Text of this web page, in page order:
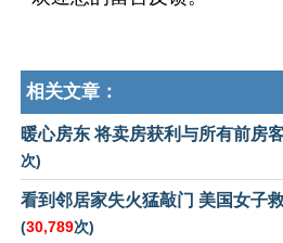
相关文章：
暖心房东 将卖房获利与所有前房
次)
看到邻居家失火猛敲门 美国女子
(30,789次)